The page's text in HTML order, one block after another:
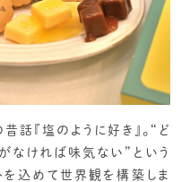
話『塩のように好き』。“ど
なければ味気ない”という
を込めて世界観を構築しま